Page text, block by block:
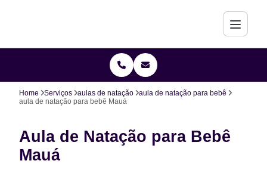
Home Serviços aulas de natação
aula de natação para bebê
aula de natação para bebê Mauá
Aula de Natação para Bebê
Mauá